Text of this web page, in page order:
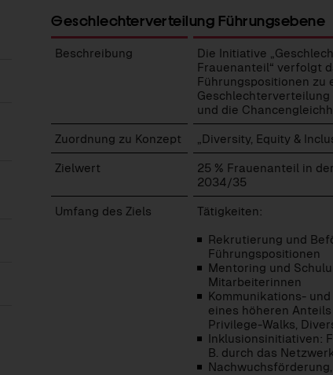
Arbeitskräfte
Unternehmens
Untermenüs
Geschlechterverteilung Führungsebene
Geschlechterverteilung
Führungsebene
Beschreibung
Die Initiative
Frauenanteil“ verfolgt
Führungspositionen zu
und die
Zuordnung zu Konzept „Diversity, Equity &
Zielwert
25 % Frauenanteil in
2034/35
Umfang des Ziels Tätigkeiten:
Rekrutierung und
Führungspositionen
Mentoring und
Mitarbeiterinnen
Kommunikations-
eines höheren
Privilege-Walks,
Inklusionsinitiativen:
B. durch das